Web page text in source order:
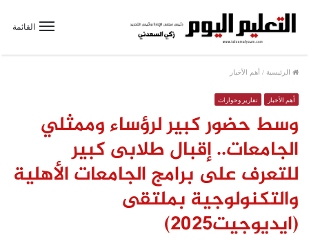
القائمة
الرئيسية / أهم الأخبار
أهم الأخبار تقارير وحوارات
وسط حضور كبير لرؤساء وممثلي
الجامعات.. إقبال طلابى كبير
للتعرف على برامج الجامعات الأهلية
والتكنولوجية بملتقى
(ايديوجيت2025)